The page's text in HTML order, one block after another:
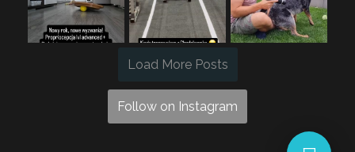
Load More Posts
Follow on Instagram